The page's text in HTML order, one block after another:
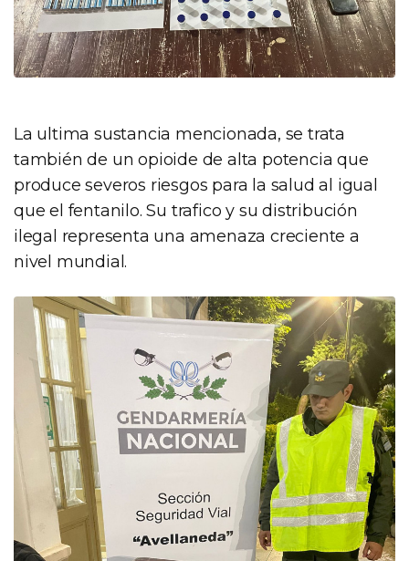
La ultima sustancia mencionada, se trata
también de un opioide de alta potencia que
produce severos riesgos para la salud al igual
que el fentanilo. Su trafico y su distribución
ilegal representa una amenaza creciente a
nivel mundial.